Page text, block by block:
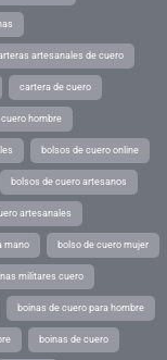
artesanales de cuero
cartera de cuero
hombre
bolsos de cuero online
bolsos de cuero artesanos
artesanales
mano bolso de cuero mujer
militares cuero
boinas de cuero para hombre
boinas de cuero